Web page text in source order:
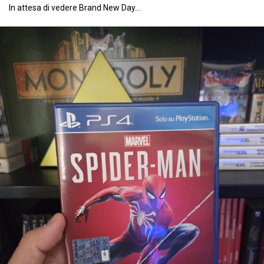
In attesa di vedere Brand New Day...